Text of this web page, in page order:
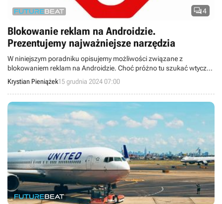
4
Blokowanie reklam na Androidzie.
Prezentujemy najważniejsze narzędzia
W niniejszym poradniku opisujemy możliwości związane z
blokowaniem reklam na Androidzie. Choć próżno tu szukać wtyczek
do przeglądarki Chrome, istnieją alternatywne metody na
osiągnięcie pożądanego efektu.
Krystian Pieniążek15 grudnia 2024 07:00